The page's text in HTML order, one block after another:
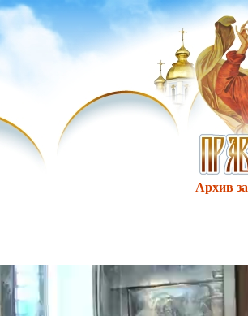
Архив